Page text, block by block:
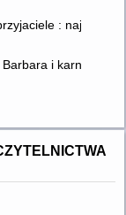
:
B1
i karnawał